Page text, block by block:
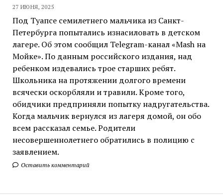
27 ИЮНЯ, 2025
Под Туапсе семилетнего мальчика из Санкт-
Петербурга попытались изнасиловать в детском
лагере. Об этом сообщил Telegram-канал «Mash на
Мойке». По данным российского издания, над
ребенком издевались трое старших ребят.
Школьника на протяжении долгого времени
всячески оскорбляли и травили. Кроме того,
обидчики предприняли попытку надругательства.
Когда мальчик вернулся из лагеря домой, он обо
всем рассказал семье. Родители
несовершеннолетнего обратились в полицию с
заявлением.
Оставить комментарий